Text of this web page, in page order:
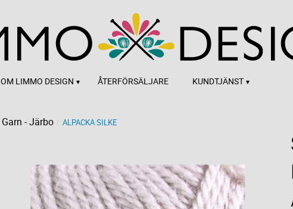
OM LIMMO DESIGN ÅTERFÖRSÄLJARE KUNDTJÄNST
Garn - Järbo ALPACKA SILKE